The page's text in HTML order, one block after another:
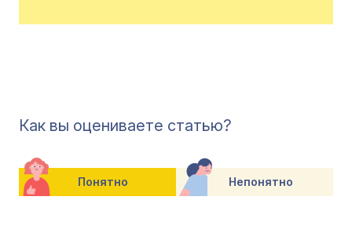
Как вы оцениваете статью?
Понятно Непонятно